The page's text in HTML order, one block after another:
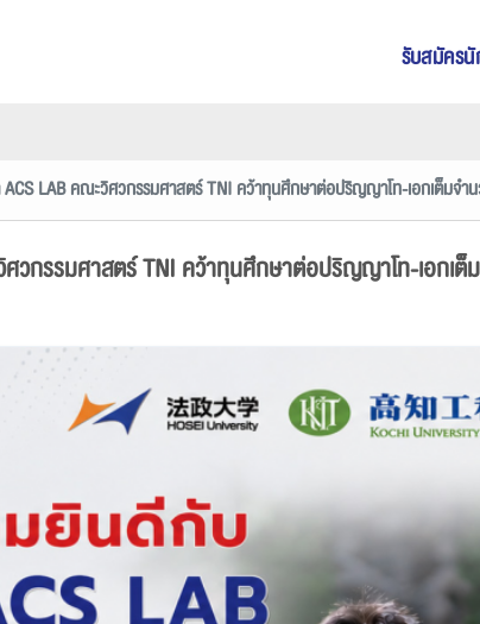
รับสมัคร
LAB คณะวิศวกรรมศาสตร์ TNI คว้าทุนศึกษาต่อปริญญาโท-เอกเต็มจ
วกรรมศาสตร์ TNI คว้าทุนศึกษาต่อปริญญาโท-เอกเ